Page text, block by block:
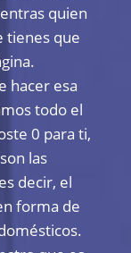
quien
tienes que
hacer esa
todo el
0 para ti,
las
decir, el
forma de